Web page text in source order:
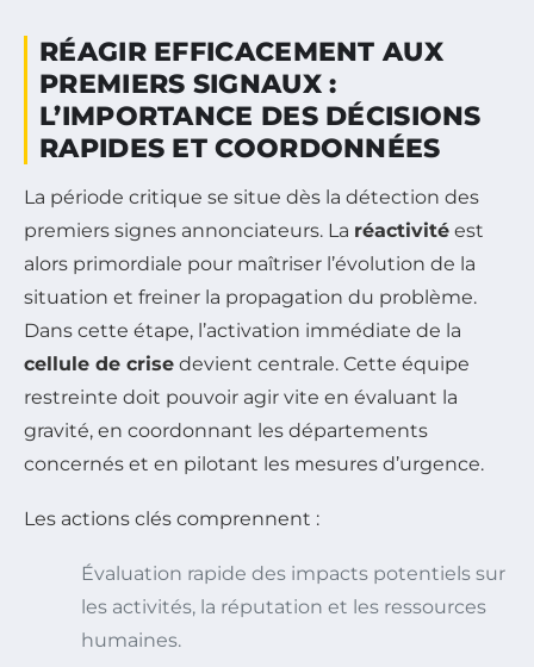
RÉAGIR EFFICACEMENT AUX
PREMIERS SIGNAUX :
L’IMPORTANCE DES DÉCISIONS
RAPIDES ET COORDONNÉES
La période critique se situe dès la détection des
premiers signes annonciateurs. La réactivité est
alors primordiale pour maîtriser l’évolution de la
situation et freiner la propagation du problème.
Dans cette étape, l’activation immédiate de la
cellule de crise devient centrale. Cette équipe
restreinte doit pouvoir agir vite en évaluant la
gravité, en coordonnant les départements
concernés et en pilotant les mesures d’urgence.
Les actions clés comprennent :
Évaluation rapide des impacts potentiels sur
les activités, la réputation et les ressources
humaines.